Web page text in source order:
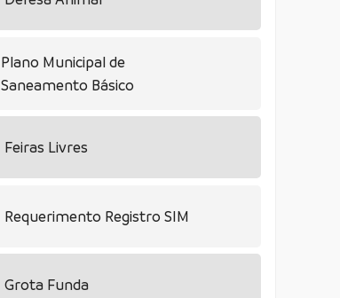
Plano Municipal de
Saneamento Básico
Feiras Livres
Requerimento Registro SIM
Grota Funda